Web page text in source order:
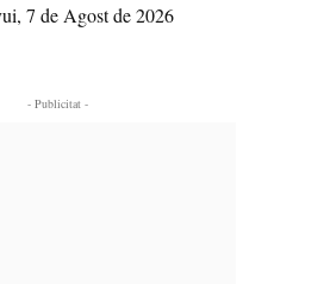
7 de Agost de 2026
- Publicitat -